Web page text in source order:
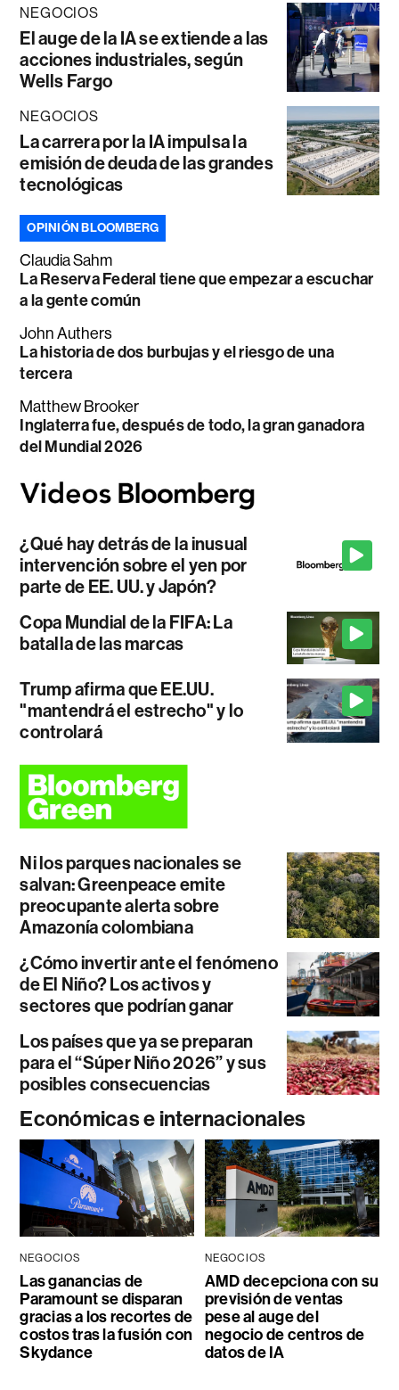
NEGOCIOS
El auge de la IA se extiende a las
acciones industriales, según
Wells Fargo
NEGOCIOS
La carrera por la IA impulsa la
emisión de deuda de las grandes
tecnológicas
OPINIÓN BLOOMBERG
Claudia Sahm
La Reserva Federal tiene que empezar a escuchar
a la gente común
John Authers
La historia de dos burbujas y el riesgo de una
tercera
Matthew Brooker
Inglaterra fue, después de todo, la gran ganadora
del Mundial 2026
¿Qué hay detrás de la inusual
intervención sobre el yen por
parte de EE. UU. y Japón?
Copa Mundial de la FIFA: La
batalla de las marcas
Trump afirma que EE.UU.
"mantendrá el estrecho" y lo
controlará
Ni los parques nacionales se
salvan: Greenpeace emite
preocupante alerta sobre
Amazonía colombiana
¿Cómo invertir ante el fenómeno
de El Niño? Los activos y
sectores que podrían ganar
Los países que ya se preparan
para el “Súper Niño 2026” y sus
posibles consecuencias
Económicas e internacionales
NEGOCIOS
Las ganancias de
Paramount se disparan
gracias a los recortes de
costos tras la fusión con
Skydance
NEGOCIOS
AMD decepciona con su
previsión de ventas
pese al auge del
negocio de centros de
datos de IA